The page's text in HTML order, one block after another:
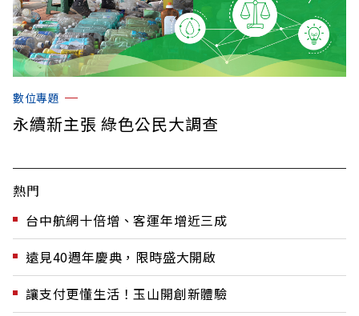
數位專題
永續新主張 綠色公民大調查
熱門
台中航網十倍增、客運年增近三成
遠見40週年慶典，限時盛大開啟
讓支付更懂生活！玉山開創新體驗